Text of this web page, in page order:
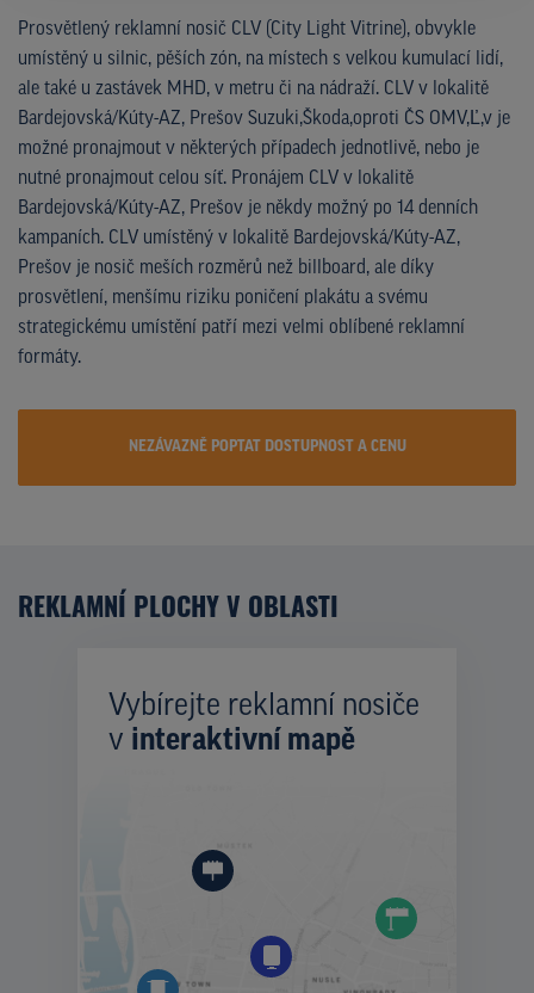
Prosvětlený reklamní nosič CLV (City Light Vitrine), obvykle
umístěný u silnic, pěších zón, na místech s velkou kumulací lidí,
ale také u zastávek MHD, v metru či na nádraží. CLV v lokalitě
Bardejovská/Kúty-AZ, Prešov Suzuki,Škoda,oproti ČS OMV,Ľ,v je
možné pronajmout v některých případech jednotlivě, nebo je
nutné pronajmout celou síť. Pronájem CLV v lokalitě
Bardejovská/Kúty-AZ, Prešov je někdy možný po 14 denních
kampaních. CLV umístěný v lokalitě Bardejovská/Kúty-AZ,
Prešov je nosič meších rozměrů než billboard, ale díky
prosvětlení, menšímu riziku poničení plakátu a svému
strategickému umístění patří mezi velmi oblíbené reklamní
formáty.
NEZÁVAZNĚ POPTAT DOSTUPNOST A CENU
REKLAMNÍ PLOCHY V OBLASTI
Vybírejte reklamní nosiče
v interaktivní mapě